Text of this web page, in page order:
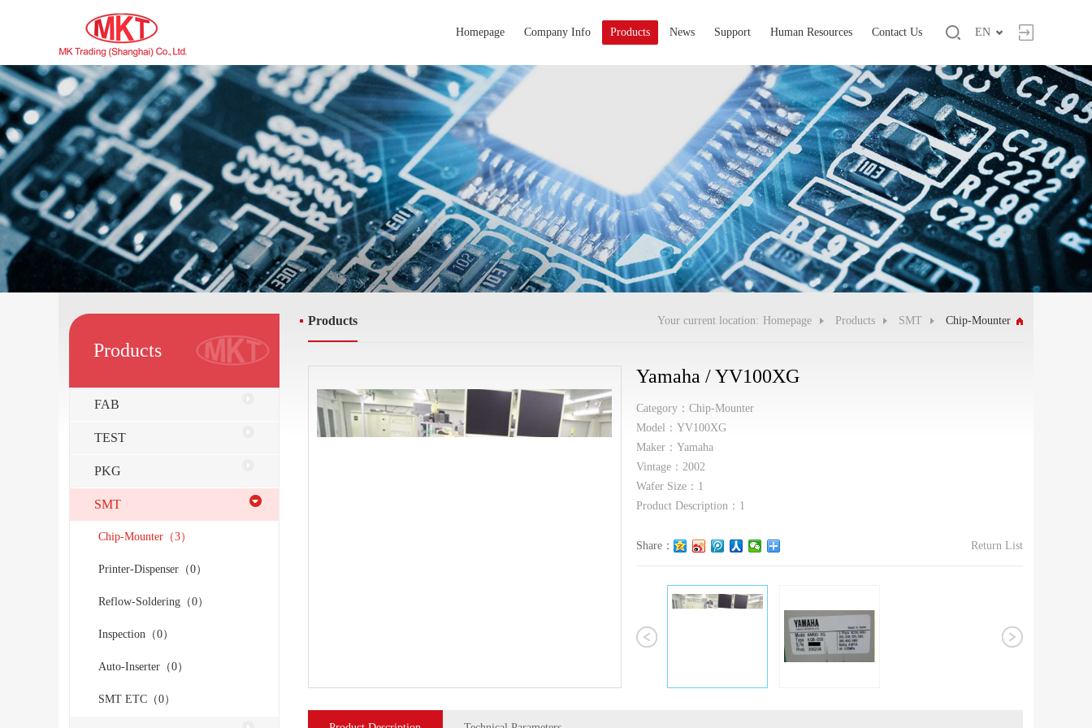
EN
Homepage Company Info Products News Support Human Resources Contact Us
Products
FAB
TEST
PKG
SMT
Chip-Mounter（3）
Printer-Dispenser（0）
Reflow-Soldering（0）
Inspection（0）
Auto-Inserter（0）
SMT ETC（0）
Your current location: Homepage Products SMT Chip-Mounter
Products
Yamaha / YV100XG
Category：Chip-Mounter
Model：YV100XG
Maker：Yamaha
Vintage：2002
Wafer Size：1
Product Description：1
Return List
Share：